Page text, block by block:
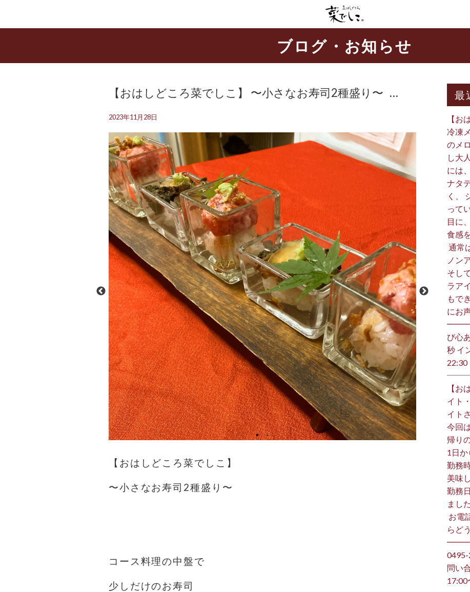
ブログ・お知らせ
【おはしどころ菜でしこ】 〜小さなお寿司2種盛り〜 ⁡ ⁡ …
2023年11月28日
【おはしどころ菜でしこ】
〜小さなお寿司2種盛り〜
コース料理の中盤で
少しだけのお寿司
最
【お
冷凍
のメ
し大
には
ナタ
く、
って
目に
食感
通常
ノン
そし
ラア
もで
にお
び心
秒 イ
22:30 ⁡
【お
イト
イト
今回
帰り
1日
勤務
美味
勤務
まし
お電
らど
問い
17:00